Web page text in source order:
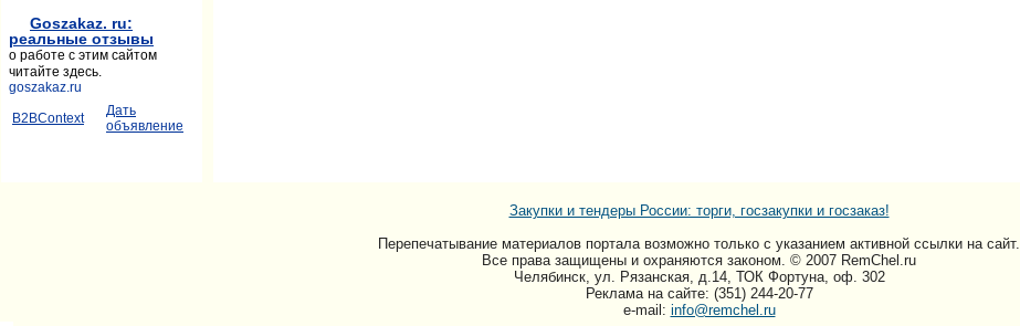
Goszakaz. ru:
реальные отзывы
о работе с этим сайтом
читайте здесь.
goszakaz.ru
B2BContext
Дать
объявление
Закупки и тендеры России: торги, госзакупки и госзаказ!
Перепечатывание материалов портала возможно только c указанием активной ссылки на сайт.
Все права защищены и охраняются законом. © 2007 RemChel.ru
Челябинск, ул. Рязанская, д.14, ТОК Фортуна, оф. 302
Реклама на сайте: (351) 244-20-77
e-mail: info@remchel.ru